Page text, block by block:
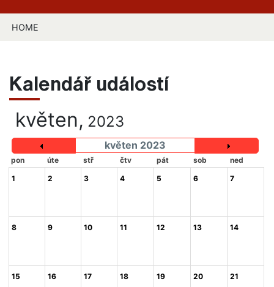
HOME
Kalendář událostí
květen, 2023
květen 2023
pon úte stř čtv pát sob
ned
1
2 3 4 5 6 7
8 9 10 11 12 13 14
15 16 17 18 19 20 21